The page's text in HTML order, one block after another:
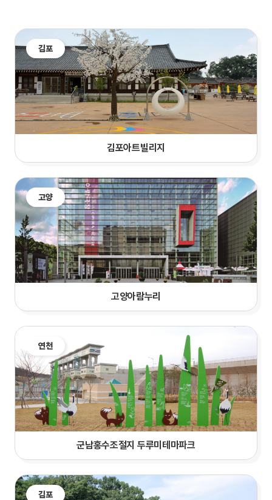
김포
김포아트빌리지
고양
고양아람누리
연천
군남홍수조절지 두루미테마파크
김포